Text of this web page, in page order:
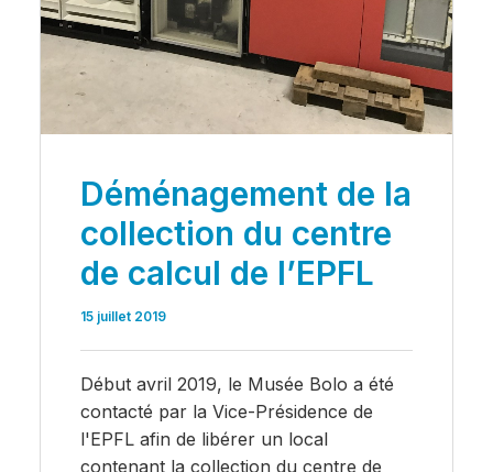
Déménagement de la
collection du centre
de calcul de l’EPFL
15 juillet 2019
Début avril 2019, le Musée Bolo a été
contacté par la Vice-Présidence de
l'EPFL afin de libérer un local
contenant la collection du centre de